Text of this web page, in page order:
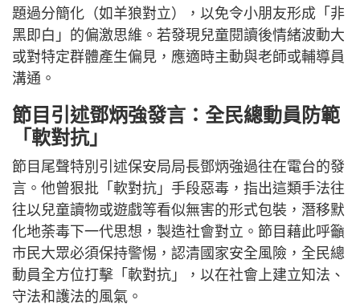
題過分簡化（如羊狼對立），以免令小朋友形成「非
黑即白」的偏激思維。若發現兒童閱讀後情緒波動大
或對特定群體產生偏見，應適時主動與老師或輔導員
溝通。
節目引述鄧炳強發言：全民總動員防範
「軟對抗」
節目尾聲特別引述保安局局長鄧炳強過往在電台的發
言。他曾狠批「軟對抗」手段惡毒，指出這類手法往
往以兒童讀物或遊戲等看似無害的形式包裝，潛移默
化地荼毒下一代思想，製造社會對立。節目藉此呼籲
市民大眾必須保持警惕，認清國家安全風險，全民總
動員全方位打擊「軟對抗」，以在社會上建立知法、
守法和護法的風氣。